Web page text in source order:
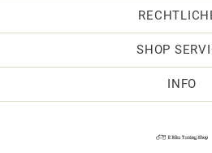
SHOP
INFO